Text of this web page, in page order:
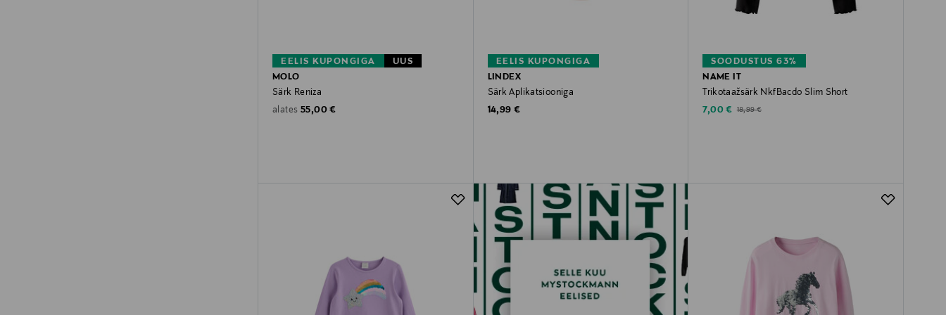
EELIS KUPONGIGA
UUS
MOLO
Särk Reniza
alates Original Price
55,00 €
EELIS KUPONGIGA
LINDEX
Särk Aplikatsiooniga
Original Price
14,99 €
SOODUSTUS 63%
NAME IT
Trikotaažsärk NkfBacdo Slim Short
Discounted Price
7,00 € Original Price
18,99 €